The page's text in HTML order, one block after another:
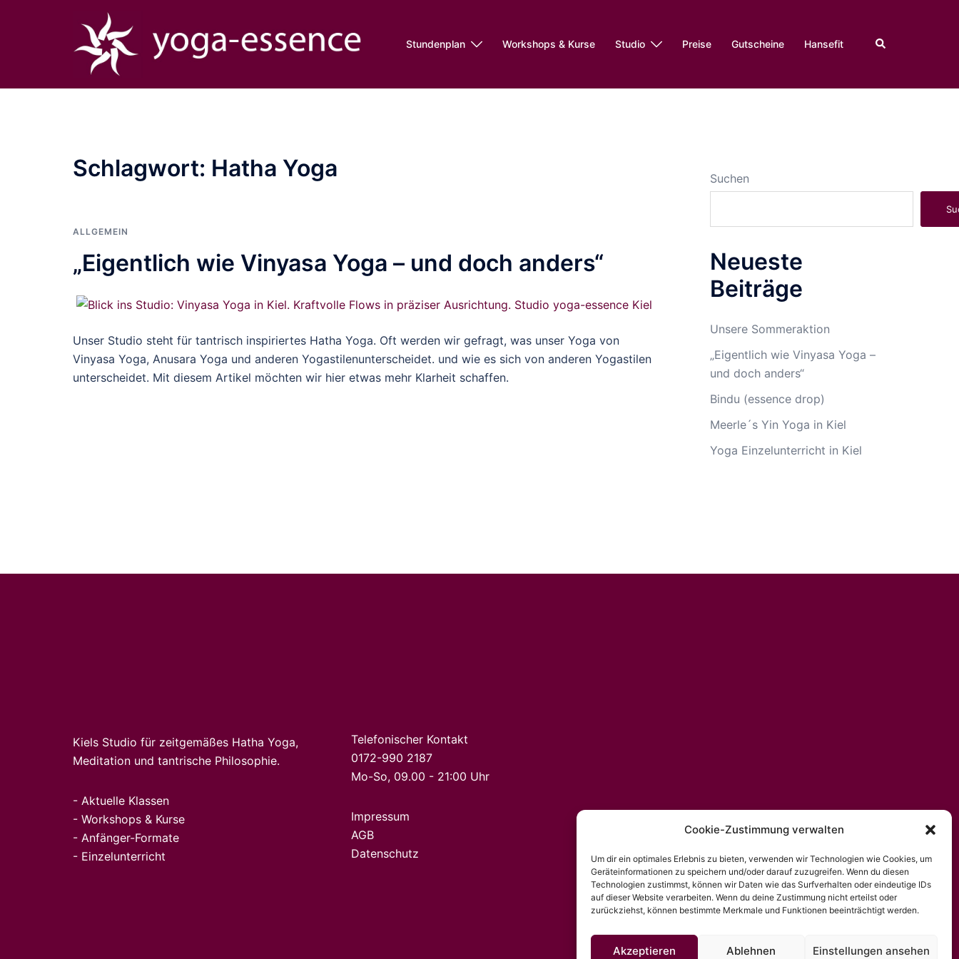
Cookie-Zustimmung verwalten
Um dir ein optimales Erlebnis zu bieten, verwenden wir Technologien wie Cookies, um
Geräteinformationen zu speichern und/oder darauf zuzugreifen. Wenn du diesen
Technologien zustimmst, können wir Daten wie das Surfverhalten oder eindeutige IDs
auf dieser Website verarbeiten. Wenn du deine Zustimmung nicht erteilst oder
zurückziehst, können bestimmte Merkmale und Funktionen beeinträchtigt werden.
Akzeptieren Ablehnen Einstellungen ansehen
Stundenplan Workshops & Kurse Studio Preise Gutscheine Hansefit Suche
Schlagwort: Hatha Yoga
ALLGEMEIN
„Eigentlich wie Vinyasa Yoga – und doch anders“
Unser Studio steht für tantrisch inspiriertes Hatha Yoga. Oft werden wir gefragt, was unser Yoga von
Vinyasa Yoga, Anusara Yoga und anderen Yogastilenunterscheidet. und wie es sich von anderen Yogastilen
unterscheidet. Mit diesem Artikel möchten wir hier etwas mehr Klarheit schaffen.
Suchen
Neueste
Beiträge
Unsere Sommeraktion
„Eigentlich wie Vinyasa Yoga –
und doch anders“
Bindu (essence drop)
Meerle´s Yin Yoga in Kiel
Yoga Einzelunterricht in Kiel
Kiels Studio für zeitgemäßes Hatha Yoga,
Meditation und tantrische Philosophie.
- Aktuelle Klassen
- Workshops & Kurse
- Anfänger-Formate
- Einzelunterricht
Telefonischer Kontakt
0172-990 2187
Mo-So, 09.00 - 21:00 Uhr
Impressum
AGB
Datenschutz